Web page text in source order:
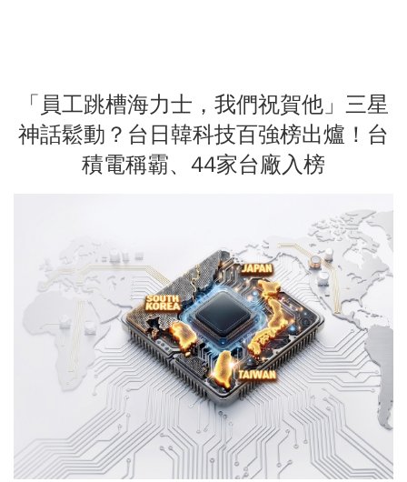
「員工跳槽海力士，我們祝賀他」三星
神話鬆動？台日韓科技百強榜出爐！台
積電稱霸、44家台廠入榜